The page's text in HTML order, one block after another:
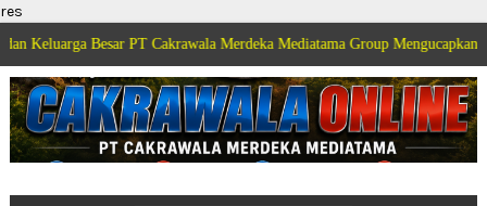
res
Besar PT Cakrawala Merdeka Mediatama Group Mengucapkan Selamat